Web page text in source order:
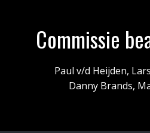
Commissie
Paul v/d Heijden,
Danny Brands,